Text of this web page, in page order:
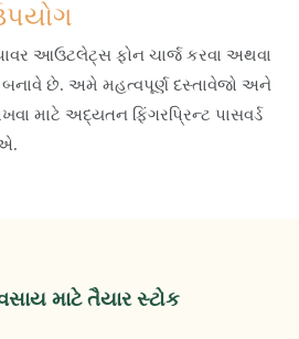
આઉટલેટ્સ ફોન ચાર્જ કરવા અથવા
છે. અમે મહત્વપૂર્ણ દસ્તાવેજો અને
માટે અદ્યતન ફિંગરપ્રિન્ટ પાસવર્ડ
માટે તૈયાર સ્ટોક